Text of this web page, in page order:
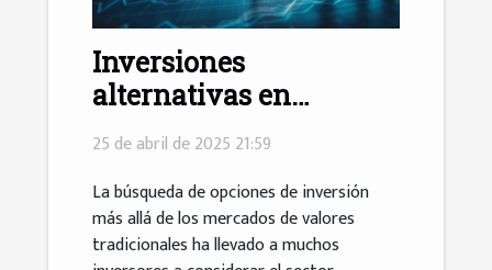
Inversiones
alternativas en
propiedad
comprendiendo REITs
y fondos inmobiliarios
para un flujo de
ingresos pasivos
25 de abril de 2025 21:59
La búsqueda de opciones de inversión
más allá de los mercados de valores
tradicionales ha llevado a muchos